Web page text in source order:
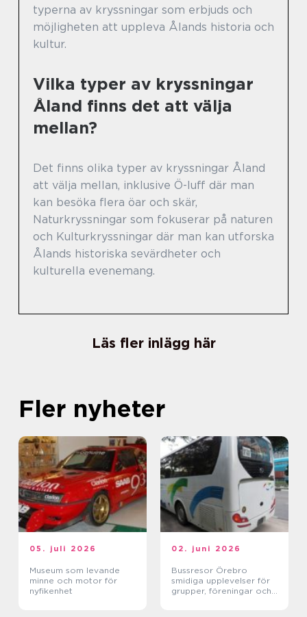
typerna av kryssningar som erbjuds och
möjligheten att uppleva Ålands historia och
kultur.
Vilka typer av kryssningar
Åland finns det att välja
mellan?
Det finns olika typer av kryssningar Åland
att välja mellan, inklusive Ö-luff där man
kan besöka flera öar och skär,
Naturkryssningar som fokuserar på naturen
och Kulturkryssningar där man kan utforska
Ålands historiska sevärdheter och
kulturella evenemang.
Läs fler inlägg här
Fler nyheter
05. juli 2026
Museum som levande
minne och motor för
nyfikenhet
02. juni 2026
Bussresor Örebro
smidiga upplevelser för
grupper, föreningar och